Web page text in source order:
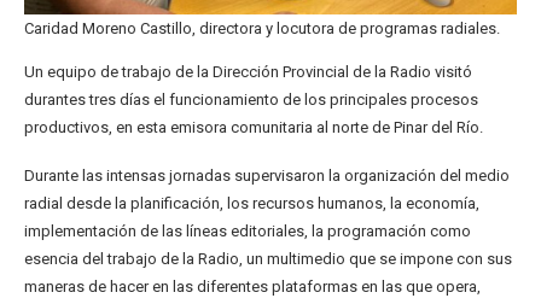
Caridad Moreno Castillo, directora y locutora de programas radiales.
Un equipo de trabajo de la Dirección Provincial de la Radio visitó
durantes tres días el funcionamiento de los principales procesos
productivos, en esta emisora comunitaria al norte de Pinar del Río.
Durante las intensas jornadas supervisaron la organización del medio
radial desde la planificación, los recursos humanos, la economía,
implementación de las líneas editoriales, la programación como
esencia del trabajo de la Radio, un multimedio que se impone con sus
maneras de hacer en las diferentes plataformas en las que opera,